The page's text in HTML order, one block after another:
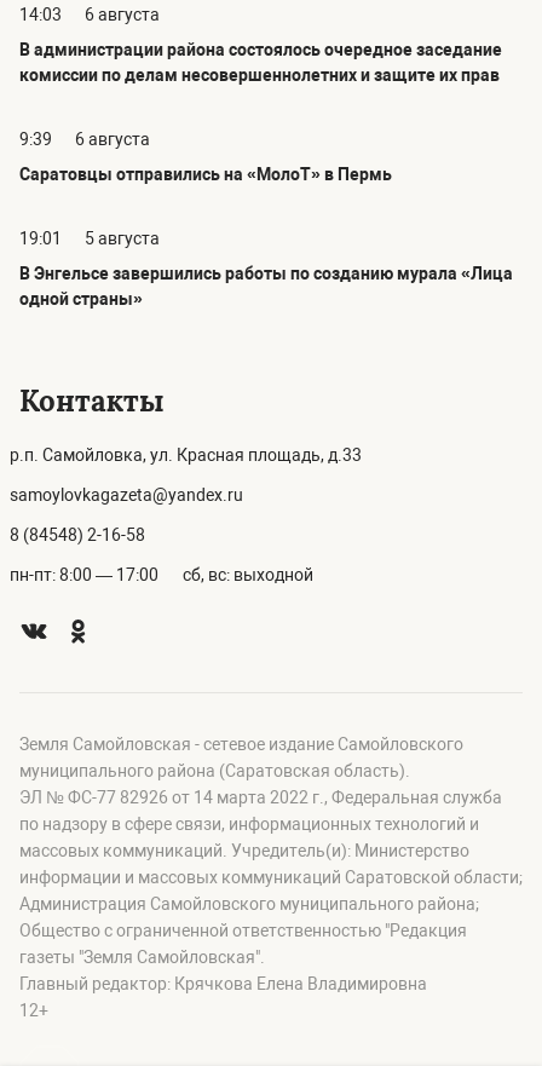
14:03
6 августа
В администрации района состоялось очередное заседание
комиссии по делам несовершеннолетних и защите их прав
9:39
6 августа
Саратовцы отправились на «МолоТ» в Пермь
19:01
5 августа
В Энгельсе завершились работы по созданию мурала «Лица
одной страны»
Контакты
р.п. Самойловка, ул. Красная площадь, д.33
samoylovkagazeta@yandex.ru
8 (84548) 2-16-58
пн-пт: 8:00 — 17:00 сб, вс: выходной
Земля Самойловская - сетевое издание Самойловского
муниципального района (Саратовская область).
ЭЛ № ФС-77 82926 от 14 марта 2022 г., Федеральная служба
по надзору в сфере связи, информационных технологий и
массовых коммуникаций. Учредитель(и): Министерство
информации и массовых коммуникаций Саратовской области;
Администрация Самойловского муниципального района;
Общество с ограниченной ответственностью "Редакция
газеты "Земля Самойловская".
Главный редактор: Крячкова Елена Владимировна
12+